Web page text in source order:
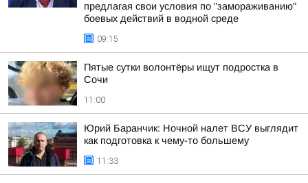
предлагая свои условия по "замораживанию"
боевых действий в водной среде
09:15
Пятые сутки волонтёры ищут подростка в
Сочи
11:00
Юрий Баранчик: Ночной налет ВСУ выглядит
как подготовка к чему-то большему
11:33